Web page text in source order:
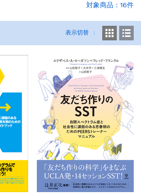
アルしました。...
対象商品：16件
表示切替